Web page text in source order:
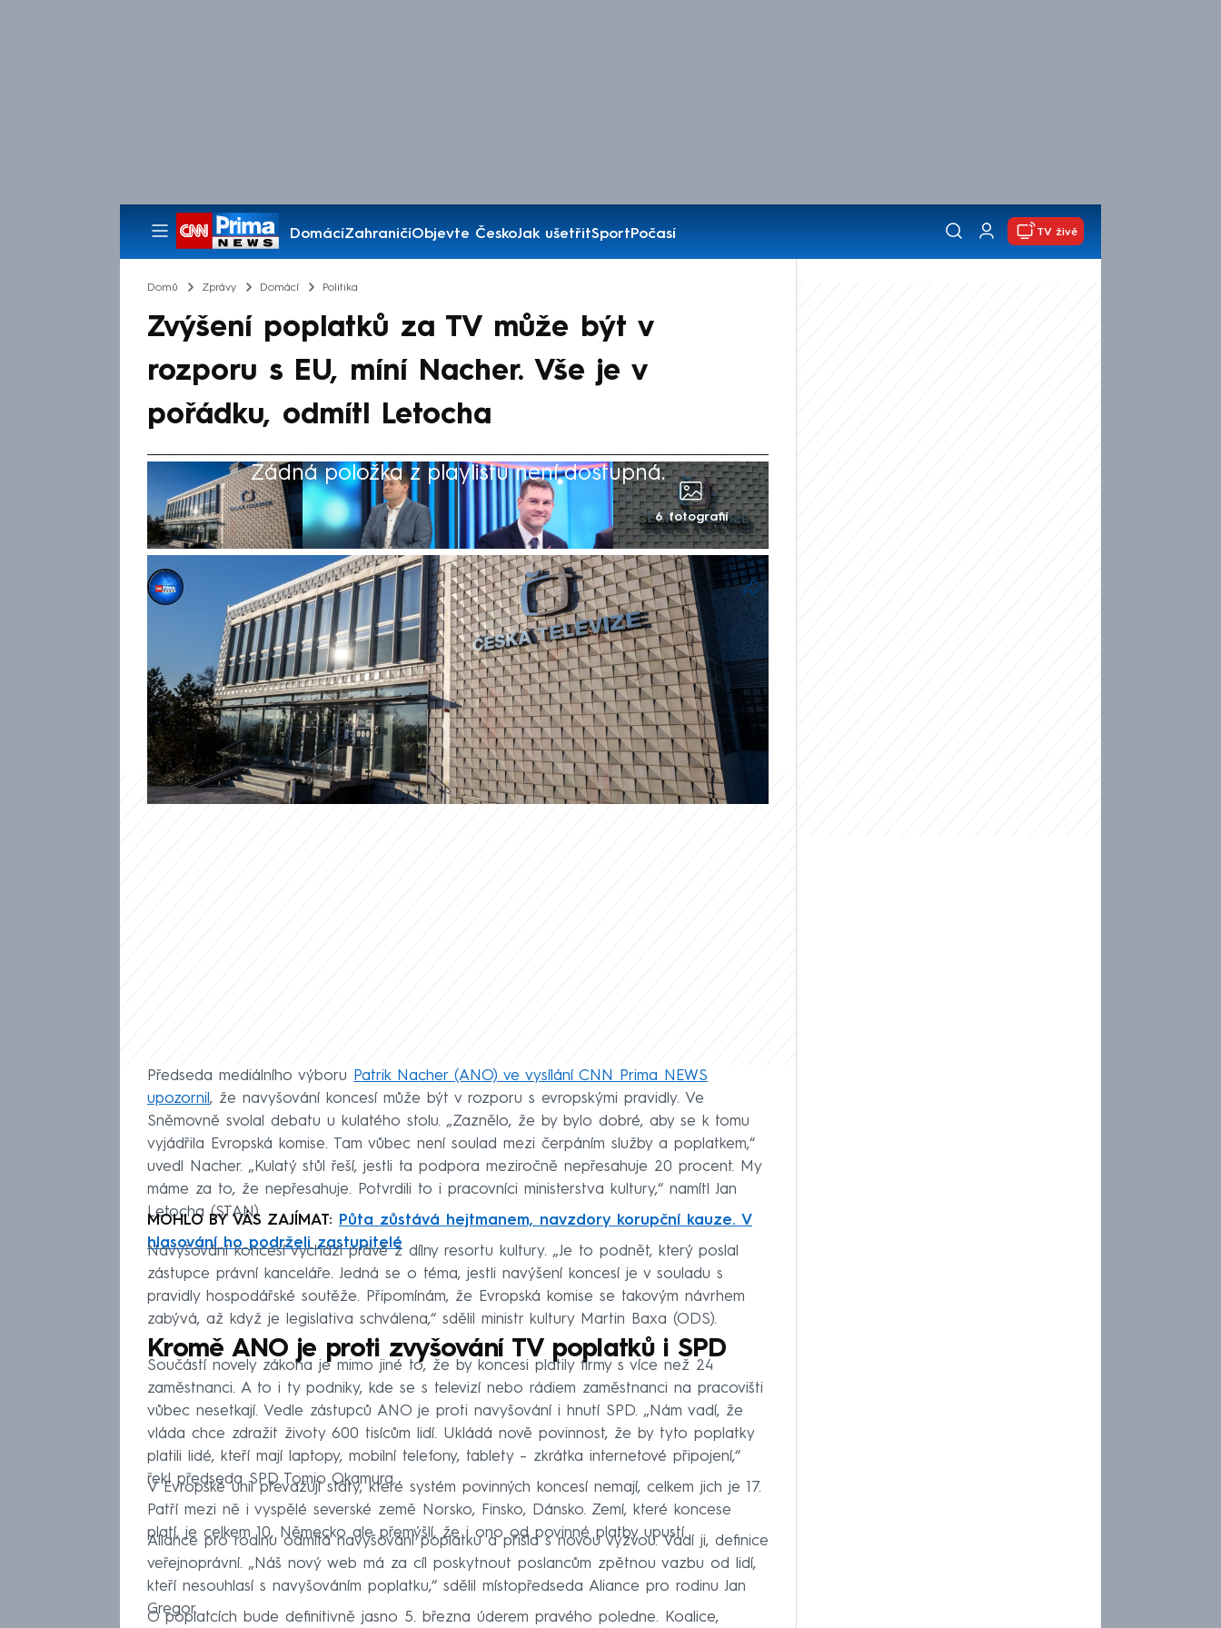
DomácíZahraničíObjevte ČeskoJak ušetřitSportPočasí
Pořady
TV živě
Domů Zprávy Domácí Politika
Zvýšení poplatků za TV může být v
rozporu s EU, míní Nacher. Vše je v
pořádku, odmítl Letocha
Žádná položka z playlistu není dostupná.
6 fotografií
Jakub Kokoška
26. úno 2025, 20:02
Plánované navýšení koncesionářských poplatků může být prý v rozporu
s pravidly Evropské unie, míní předseda mediálního výboru Poslanecké
sněmovny Patrik Nacher (ANO). Podle místopředsedy STAN Jana
Letochy jsou si ale pracovníci ministerstva kultury jistí, že podoba
novely je naprosto v pořádku. Hlasovat se o ní bude 5. března.
Předseda mediálního výboru Patrik Nacher (ANO) ve vysílání CNN Prima NEWS
upozornil, že navyšování koncesí může být v rozporu s evropskými pravidly. Ve
Sněmovně svolal debatu u kulatého stolu. „Zaznělo, že by bylo dobré, aby se k tomu
vyjádřila Evropská komise. Tam vůbec není soulad mezi čerpáním služby a poplatkem,“
uvedl Nacher. „Kulatý stůl řeší, jestli ta podpora meziročně nepřesahuje 20 procent. My
máme za to, že nepřesahuje. Potvrdili to i pracovníci ministerstva kultury,“ namítl Jan
Letocha (STAN).
MOHLO BY VÁS ZAJÍMAT: Půta zůstává hejtmanem, navzdory korupční kauze. V
hlasování ho podrželi zastupitelé
Navyšování koncesí vychází právě z dílny resortu kultury. „Je to podnět, který poslal
zástupce právní kanceláře. Jedná se o téma, jestli navýšení koncesí je v souladu s
pravidly hospodářské soutěže. Připomínám, že Evropská komise se takovým návrhem
zabývá, až když je legislativa schválena,“ sdělil ministr kultury Martin Baxa (ODS).
Kromě ANO je proti zvyšování TV poplatků i SPD
Součástí novely zákona je mimo jiné to, že by koncesi platily firmy s více než 24
zaměstnanci. A to i ty podniky, kde se s televizí nebo rádiem zaměstnanci na pracovišti
vůbec nesetkají. Vedle zástupců ANO je proti navyšování i hnutí SPD. „Nám vadí, že
vláda chce zdražit životy 600 tisícům lidí. Ukládá nově povinnost, že by tyto poplatky
platili lidé, kteří mají laptopy, mobilní telefony, tablety – zkrátka internetové připojení,“
řekl předseda SPD Tomio Okamura.
V Evropské unii převažují státy, které systém povinných koncesí nemají, celkem jich je 17.
Patří mezi ně i vyspělé severské země Norsko, Finsko, Dánsko. Zemí, které koncese
platí, je celkem 10, Německo ale přemýšlí, že i ono od povinné platby upustí.
Aliance pro rodinu odmítá navyšování poplatku a přišla s novou výzvou. Vadí ji, definice
veřejnoprávní. „Náš nový web má za cíl poskytnout poslancům zpětnou vazbu od lidí,
kteří nesouhlasí s navyšováním poplatku,“ sdělil místopředseda Aliance pro rodinu Jan
Gregor.
O poplatcích bude definitivně jasno 5. března úderem pravého poledne. Koalice,